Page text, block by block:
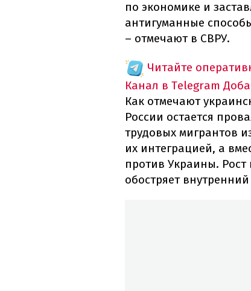
по экономике и
антигуманные
– отмечают в СВРУ.
Читайте
Канал в Telegram
Как отмечают
России остается
трудовых мигрантов
их интеграцией, а
против Украины.
обостряет